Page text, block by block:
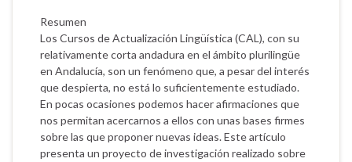
Resumen
Los Cursos de Actualización Lingüística (CAL), con su
relativamente corta andadura en el ámbito plurilingüe
en Andalucía, son un fenómeno que, a pesar del interés
que despierta, no está lo suficientemente estudiado.
En pocas ocasiones podemos hacer afirmaciones que
nos permitan acercarnos a ellos con unas bases firmes
sobre las que proponer nuevas ideas. Este artículo
presenta un proyecto de investigación realizado sobre